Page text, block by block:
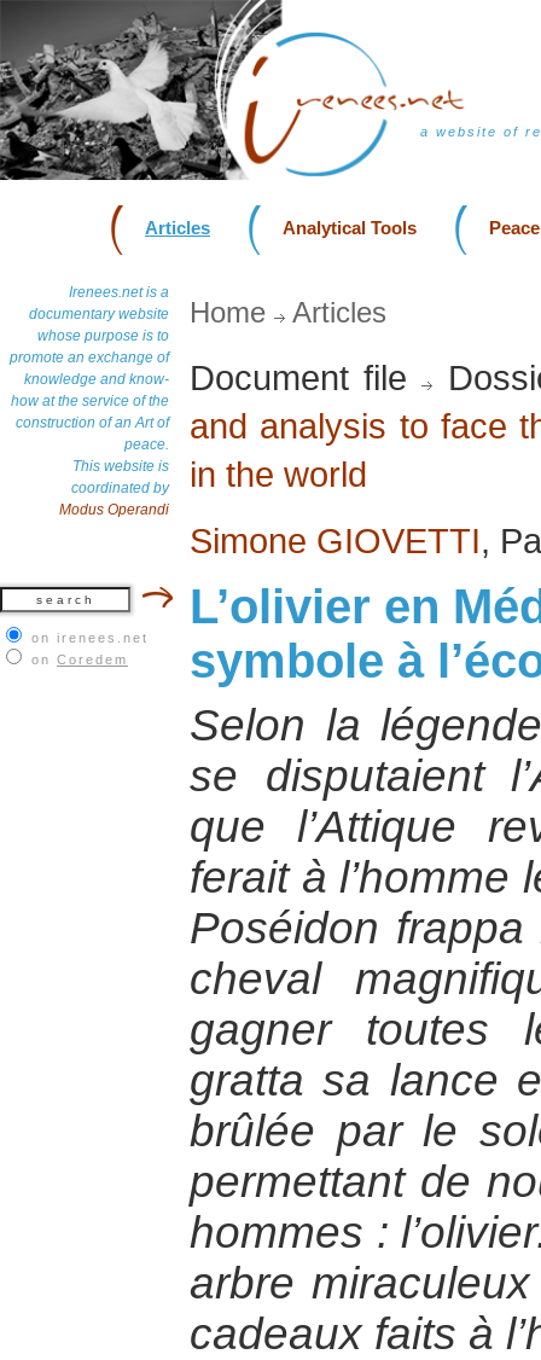
a website of
Articles Analytical Tools
Irenees.net is a
documentary website
whose purpose is to
promote an exchange of
knowledge and know-
how at the service of the
construction of an Art of
peace.
This website is
coordinated by
Modus Operandi
on irenees.net
on Coredem
Home Articles
Document file
and analysis to face
in the world
Simone GIOVETTI,
L’olivier en
symbole à
Selon la
se disputaient
que l’Attique
ferait à l’homme
Poséidon
cheval
gagner toutes
gratta sa lance
brûlée par le
permettant de
hommes :
arbre
cadeaux faits à